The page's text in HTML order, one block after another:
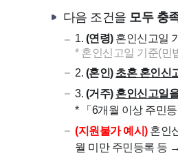
다음 조건을 모두 충
1. (연령)혼인신고일
* 혼인신고일 기준(민
2. (혼인) 초혼 혼인신
3. (거주) 혼인신고일
* 「6개월 이상 주민
(지원불가 예시) 혼인
월 미만 주민등록 등